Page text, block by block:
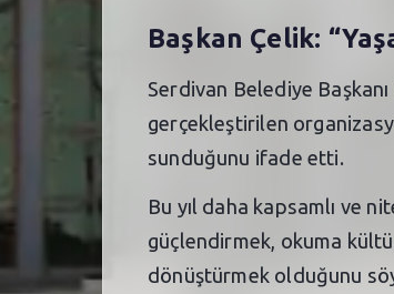
Başkan Çelik:
Serdivan Belediye
gerçekleştirilen
sunduğunu ifade etti.
Bu yıl daha kapsamlı ve
güçlendirmek, okuma
dönüştürmek olduğunu